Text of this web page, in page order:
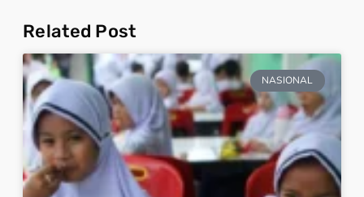
Related Post
NASIONAL